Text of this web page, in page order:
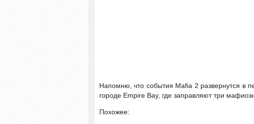
Напомню, что события Mafia 2 развернутся в
городе Empire Bay, где заправляют три
Похожее: